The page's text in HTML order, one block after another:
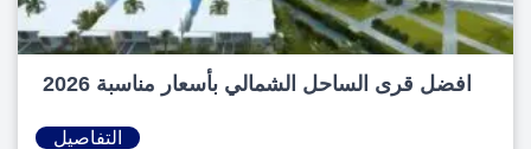
افضل قرى الساحل الشمالي بأسعار مناسبة 2026
التفاصيل